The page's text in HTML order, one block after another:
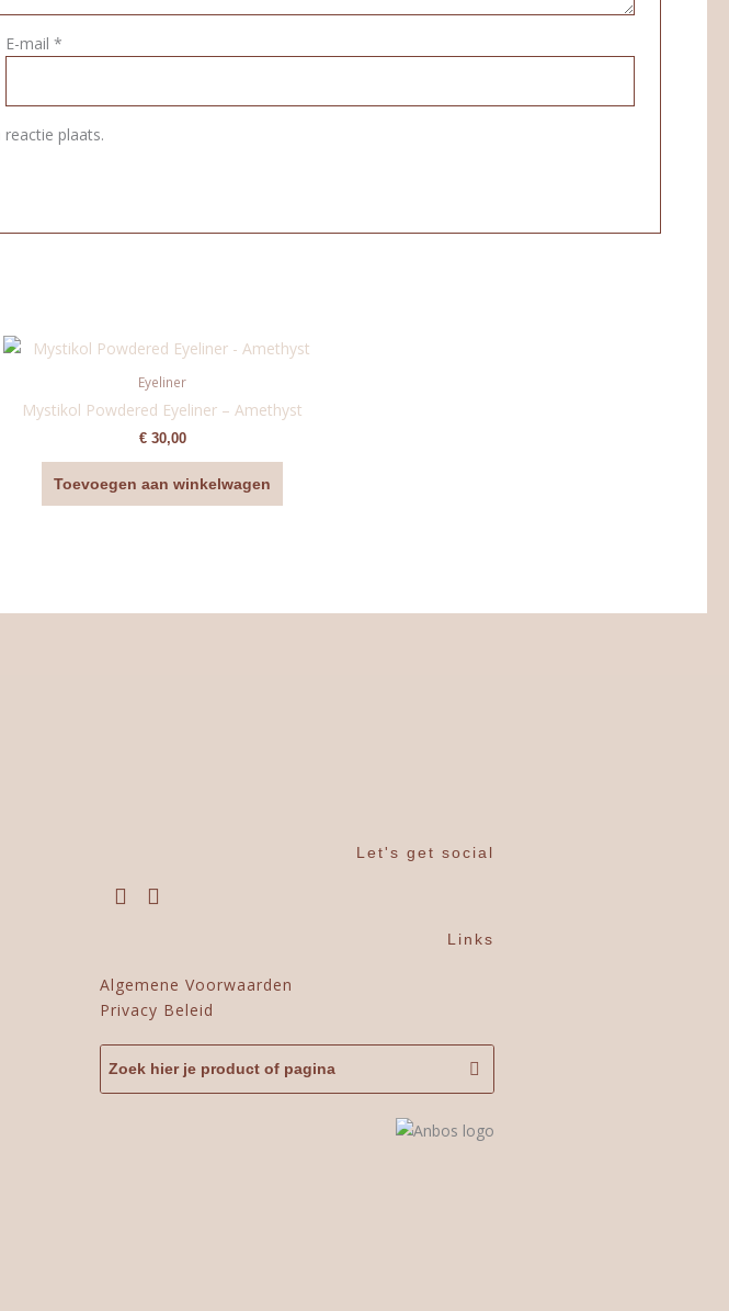
E-mail *
plaats.
Eyeliner
Mystikol Powdered Eyeliner – Amethyst
€30,00
Toevoegen aan winkelwagen
Let's get social
Links
Algemene Voorwaarden
Privacy Beleid